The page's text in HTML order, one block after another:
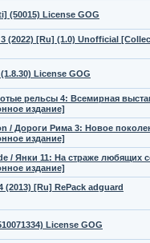
(50015) License GOG
(2022) [Ru] (1.0) Unofficial
License GOG
рельсы 4: Всемирная
издание]
/ Дороги Рима 3: Новое
издание]
/ Янки 11: На страже любящих
издание]
[Ru] RePack adguard
License GOG